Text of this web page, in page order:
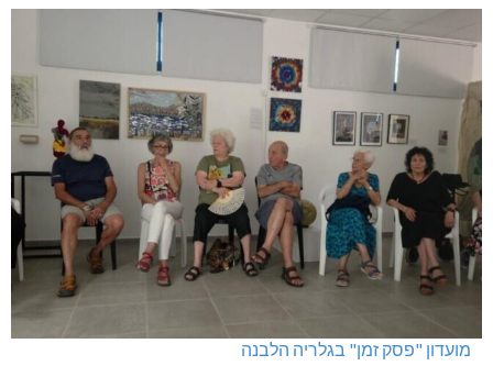
מועדון "פסק זמן" בגלריה הלבנה